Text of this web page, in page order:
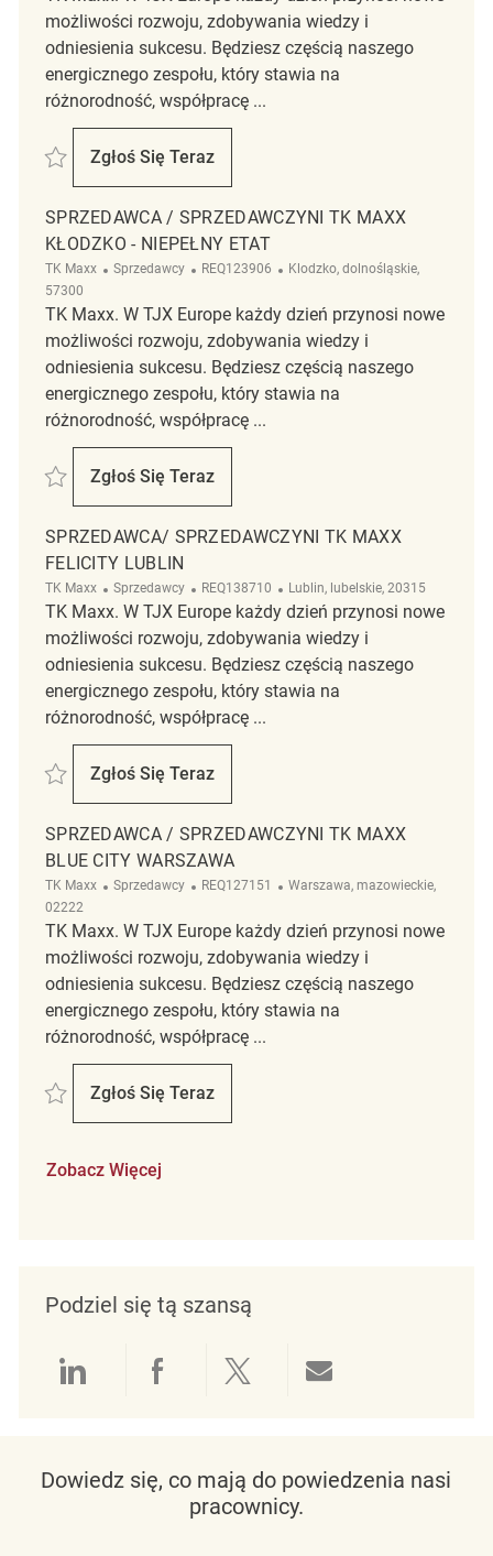
możliwości rozwoju, zdobywania wiedzy i
odniesienia sukcesu. Będziesz częścią naszego
energicznego zespołu, który stawia na
różnorodność, współpracę ...
Zapisać Sprzedawca TK Maxx REQ140503
Zgłoś Się Teraz
Sprzedawca TK Maxx
SPRZEDAWCA / SPRZEDAWCZYNI TK MAXX
KŁODZKO - NIEPEŁNY ETAT
TK Maxx Kategoria
Sprzedawcy ReqId
REQ123906 Lokalizacja
Klodzko, dolnośląskie,
57300
TK Maxx. W TJX Europe każdy dzień przynosi nowe
możliwości rozwoju, zdobywania wiedzy i
odniesienia sukcesu. Będziesz częścią naszego
energicznego zespołu, który stawia na
różnorodność, współpracę ...
Zapisać Sprzedawca / Sprzedawczyni TK Maxx Kłodzko - niepełny etat
Zgłoś Się Teraz
Sprzedawca / Sprzedawczyni TK Maxx
SPRZEDAWCA/ SPRZEDAWCZYNI TK MAXX
FELICITY LUBLIN
TK Maxx Kategoria
Sprzedawcy ReqId
REQ138710 Lokalizacja
Lublin, lubelskie, 20315
TK Maxx. W TJX Europe każdy dzień przynosi nowe
możliwości rozwoju, zdobywania wiedzy i
odniesienia sukcesu. Będziesz częścią naszego
energicznego zespołu, który stawia na
różnorodność, współpracę ...
Zapisać Sprzedawca/ Sprzedawczyni Tk Maxx FELICITY Lublin
Zgłoś Się Teraz
Sprzedawca/ Sprzedawczyni Tk Maxx
SPRZEDAWCA / SPRZEDAWCZYNI TK MAXX
BLUE CITY WARSZAWA
TK Maxx Kategoria
Sprzedawcy ReqId
REQ127151 Lokalizacja
Warszawa, mazowieckie,
02222
TK Maxx. W TJX Europe każdy dzień przynosi nowe
możliwości rozwoju, zdobywania wiedzy i
odniesienia sukcesu. Będziesz częścią naszego
energicznego zespołu, który stawia na
różnorodność, współpracę ...
Zapisać Sprzedawca / Sprzedawczyni TK Maxx Blue City Warszawa
Zgłoś Się Teraz
Sprzedawca / Sprzedawczyni TK Maxx
Zobacz Więcej
Podziel się tą szansą
Udostępnianie przez LinkedIn
Udostępnianie przez
Udostępnij przez
Dowiedz się, co mają do powiedzenia nasi
pracownicy.